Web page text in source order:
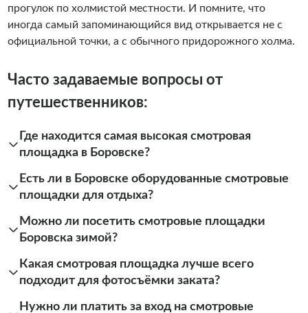
прогулок по холмистой местности. И помните, что
иногда самый запоминающийся вид открывается не с
официальной точки, а с обычного придорожного холма.
Часто задаваемые вопросы от
путешественников:
Где находится самая высокая смотровая
площадка в Боровске?
Есть ли в Боровске оборудованные смотровые
площадки для отдыха?
Можно ли посетить смотровые площадки
Боровска зимой?
Какая смотровая площадка лучше всего
подходит для фотосъёмки заката?
Нужно ли платить за вход на смотровые